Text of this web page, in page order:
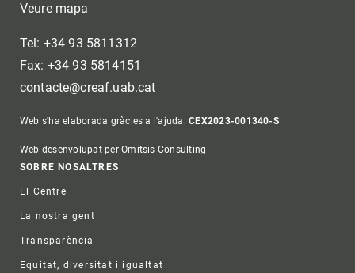
Veure mapa
Tel: +34 93 5811312
Fax: +34 93 5814151
contacte@creaf.uab.cat
Web s'ha elaborada gràcies a l'ajuda:CEX2023-001340-S
Web desenvolupat per Omitsis Consulting
Footer
SOBRE NOSALTRES
El Centre
La nostra gent
Transparència
Equitat, diversitat i igualtat